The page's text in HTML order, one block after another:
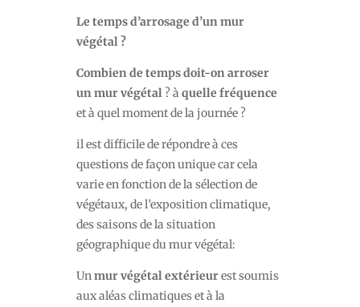
Le temps d’arrosage d’un mur
végétal ?
Combien de temps doit-on arroser
un mur végétal ? à quelle fréquence
et à quel moment de la journée ?
il est difficile de répondre à ces
questions de façon unique car cela
varie en fonction de la sélection de
végétaux, de l’exposition climatique,
des saisons de la situation
géographique du mur végétal:
Un mur végétal extérieurest soumis
aux aléas climatiques et à la